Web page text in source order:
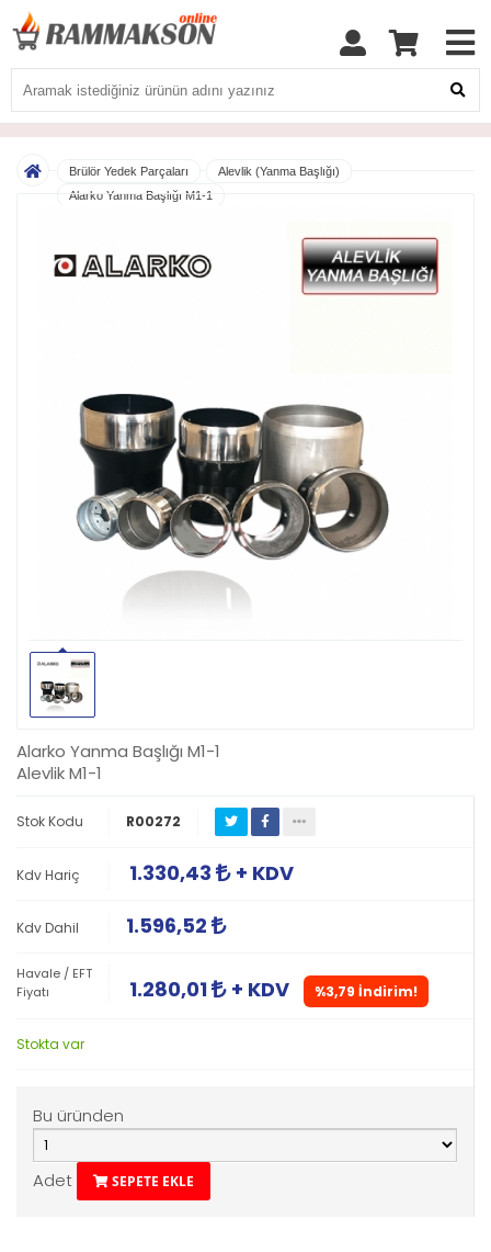
Brülör Yedek Parçaları
Alevlik (Yanma Başlığı)
Alarko Yanma Başlığı M1-1
Alarko Yanma Başlığı M1-1
Alevlik M1-1
Stok Kodu R00272
Kdv Hariç 1.330,43 + KDV
Kdv Dahil 1.596,52
Havale / EFT
Fiyatı
1.280,01 + KDV %3,79 İndirim!
Stokta var
Bu üründen
Adet SEPETE EKLE